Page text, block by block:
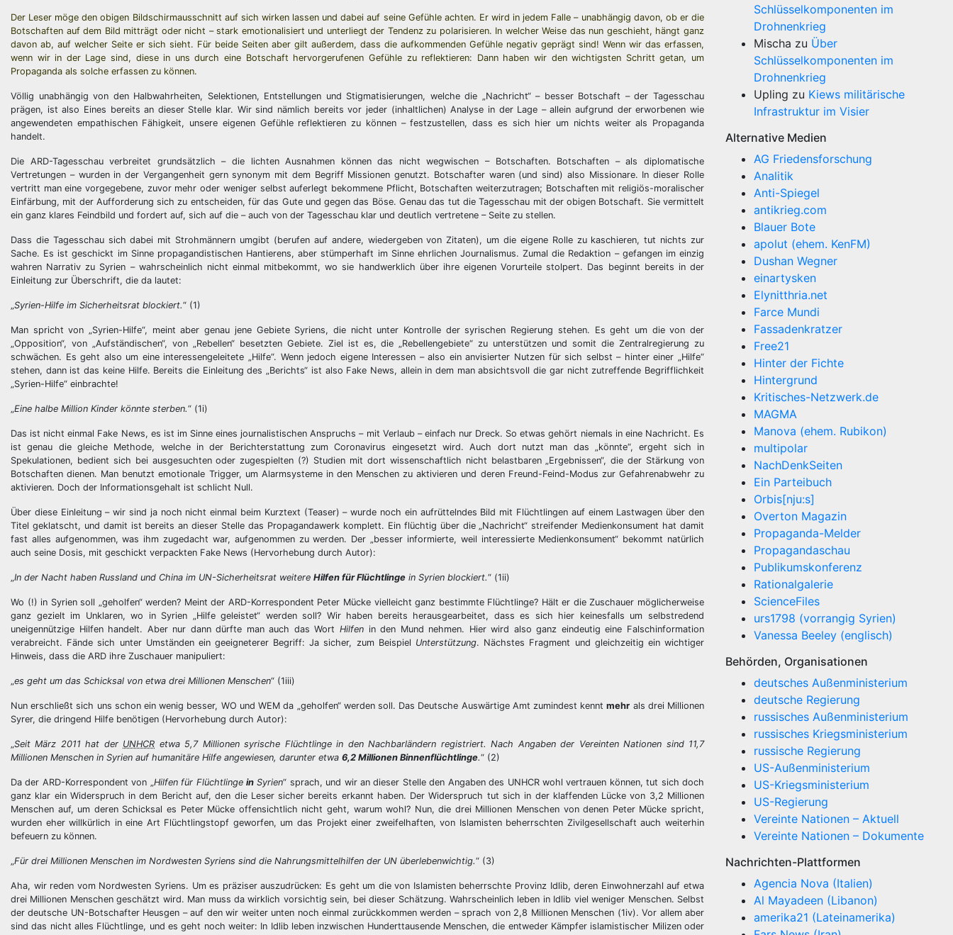
Der Leser möge den obigen Bildschirmausschnitt auf sich wirken lassen und dabei auf seine Gefühle achten. Er wird in jedem Falle – unabhängig davon, ob er die
Botschaften auf dem Bild mitträgt oder nicht – stark emotionalisiert und unterliegt der Tendenz zu polarisieren. In welcher Weise das nun geschieht, hängt ganz
davon ab, auf welcher Seite er sich sieht. Für beide Seiten aber gilt außerdem, dass die aufkommenden Gefühle negativ geprägt sind! Wenn wir das erfassen,
wenn wir in der Lage sind, diese in uns durch eine Botschaft hervorgerufenen Gefühle zu reflektieren: Dann haben wir den wichtigsten Schritt getan, um
Propaganda als solche erfassen zu können.
Völlig unabhängig von den Halbwahrheiten, Selektionen, Entstellungen und Stigmatisierungen, welche die „Nachricht“ – besser Botschaft – der Tagesschau
prägen, ist also Eines bereits an dieser Stelle klar. Wir sind nämlich bereits vor jeder (inhaltlichen) Analyse in der Lage – allein aufgrund der erworbenen wie
angewendeten empathischen Fähigkeit, unsere eigenen Gefühle reflektieren zu können – festzustellen, dass es sich hier um nichts weiter als Propaganda
handelt.
Die ARD-Tagesschau verbreitet grundsätzlich – die lichten Ausnahmen können das nicht wegwischen – Botschaften. Botschaften – als diplomatische
Vertretungen – wurden in der Vergangenheit gern synonym mit dem Begriff Missionen genutzt. Botschafter waren (und sind) also Missionare. In dieser Rolle
vertritt man eine vorgegebene, zuvor mehr oder weniger selbst auferlegt bekommene Pflicht, Botschaften weiterzutragen; Botschaften mit religiös-moralischer
Einfärbung, mit der Aufforderung sich zu entscheiden, für das Gute und gegen das Böse. Genau das tut die Tagesschau mit der obigen Botschaft. Sie vermittelt
ein ganz klares Feindbild und fordert auf, sich auf die – auch von der Tagesschau klar und deutlich vertretene – Seite zu stellen.
Dass die Tagesschau sich dabei mit Strohmännern umgibt (berufen auf andere, wiedergeben von Zitaten), um die eigene Rolle zu kaschieren, tut nichts zur
Sache. Es ist geschickt im Sinne propagandistischen Hantierens, aber stümperhaft im Sinne ehrlichen Journalismus. Zumal die Redaktion – gefangen im einzig
wahren Narrativ zu Syrien – wahrscheinlich nicht einmal mitbekommt, wo sie handwerklich über ihre eigenen Vorurteile stolpert. Das beginnt bereits in der
Einleitung zur Überschrift, die da lautet:
„Syrien-Hilfe im Sicherheitsrat blockiert.“ (1)
Man spricht von „Syrien-Hilfe“, meint aber genau jene Gebiete Syriens, die nicht unter Kontrolle der syrischen Regierung stehen. Es geht um die von der
„Opposition“, von „Aufständischen“, von „Rebellen“ besetzten Gebiete. Ziel ist es, die „Rebellengebiete“ zu unterstützen und somit die Zentralregierung zu
schwächen. Es geht also um eine interessengeleitete „Hilfe“. Wenn jedoch eigene Interessen – also ein anvisierter Nutzen für sich selbst – hinter einer „Hilfe“
stehen, dann ist das keine Hilfe. Bereits die Einleitung des „Berichts“ ist also Fake News, allein in dem man absichtsvoll die gar nicht zutreffende Begrifflichkeit
„Syrien-Hilfe“ einbrachte!
„Eine halbe Million Kinder könnte sterben.“ (1i)
Das ist nicht einmal Fake News, es ist im Sinne eines journalistischen Anspruchs – mit Verlaub – einfach nur Dreck. So etwas gehört niemals in eine Nachricht. Es
ist genau die gleiche Methode, welche in der Berichterstattung zum Coronavirus eingesetzt wird. Auch dort nutzt man das „könnte“, ergeht sich in
Spekulationen, bedient sich bei ausgesuchten oder zugespielten (?) Studien mit dort wissenschaftlich nicht belastbaren „Ergebnissen“, die der Stärkung von
Botschaften dienen. Man benutzt emotionale Trigger, um Alarmsysteme in den Menschen zu aktivieren und deren Freund-Feind-Modus zur Gefahrenabwehr zu
aktivieren. Doch der Informationsgehalt ist schlicht Null.
Über diese Einleitung – wir sind ja noch nicht einmal beim Kurztext (Teaser) – wurde noch ein aufrüttelndes Bild mit Flüchtlingen auf einem Lastwagen über den
Titel geklatscht, und damit ist bereits an dieser Stelle das Propagandawerk komplett. Ein flüchtig über die „Nachricht“ streifender Medienkonsument hat damit
fast alles aufgenommen, was ihm zugedacht war, aufgenommen zu werden. Der „besser informierte, weil interessierte Medienkonsument“ bekommt natürlich
auch seine Dosis, mit geschickt verpackten Fake News (Hervorhebung durch Autor):
„In der Nacht haben Russland und China im UN-Sicherheitsrat weitere Hilfen für Flüchtlinge in Syrien blockiert.“ (1ii)
Wo (!) in Syrien soll „geholfen“ werden? Meint der ARD-Korrespondent Peter Mücke vielleicht ganz bestimmte Flüchtlinge? Hält er die Zuschauer möglicherweise
ganz gezielt im Unklaren, wo in Syrien „Hilfe geleistet“ werden soll? Wir haben bereits herausgearbeitet, dass es sich hier keinesfalls um selbstredend
uneigennützige Hilfen handelt. Aber nur dann dürfte man auch das Wort Hilfen in den Mund nehmen. Hier wird also ganz eindeutig eine Falschinformation
verabreicht. Fände sich unter Umständen ein geeigneterer Begriff: Ja sicher, zum Beispiel Unterstützung. Nächstes Fragment und gleichzeitig ein wichtiger
Hinweis, dass die ARD ihre Zuschauer manipuliert:
„es geht um das Schicksal von etwa drei Millionen Menschen“ (1iii)
Nun erschließt sich uns schon ein wenig besser, WO und WEM da „geholfen“ werden soll. Das Deutsche Auswärtige Amt zumindest kenntmehr als drei Millionen
Syrer, die dringend Hilfe benötigen (Hervorhebung durch Autor):
„Seit März 2011 hat der UNHCR etwa 5,7 Millionen syrische Flüchtlinge in den Nachbarländern registriert. Nach Angaben der Vereinten Nationen sind 11,7
Millionen Menschen in Syrien auf humanitäre Hilfe angewiesen, darunter etwa 6,2 Millionen Binnenflüchtlinge.“ (2)
Da der ARD-Korrespondent von „Hilfen für Flüchtlinge inSyrien“ sprach, und wir an dieser Stelle den Angaben des UNHCR wohl vertrauen können, tut sich doch
ganz klar ein Widerspruch in dem Bericht auf, den die Leser sicher bereits erkannt haben. Der Widerspruch tut sich in der klaffenden Lücke von 3,2 Millionen
Menschen auf, um deren Schicksal es Peter Mücke offensichtlich nicht geht, warum wohl? Nun, die drei Millionen Menschen von denen Peter Mücke spricht,
wurden eher willkürlich in eine Art Flüchtlingstopf geworfen, um das Projekt einer zweifelhaften, von Islamisten beherrschten Zivilgesellschaft auch weiterhin
befeuern zu können.
„Für drei Millionen Menschen im Nordwesten Syriens sind die Nahrungsmittelhilfen der UN überlebenwichtig.“ (3)
Aha, wir reden vom Nordwesten Syriens. Um es präziser auszudrücken: Es geht um die von Islamisten beherrschte Provinz Idlib, deren Einwohnerzahl auf etwa
drei Millionen Menschen geschätzt wird. Man muss da wirklich vorsichtig sein, bei dieser Schätzung. Wahrscheinlich leben in Idlib viel weniger Menschen. Selbst
der deutsche UN-Botschafter Heusgen – auf den wir weiter unten noch einmal zurückkommen werden – sprach von 2,8 Millionen Menschen (1iv). Vor allem aber
sind das nicht alles Flüchtlinge, und es geht noch weiter: In Idlib leben inzwischen Hunderttausende Menschen, die entweder Kämpfer islamistischer Milizen oder
Schlüsselkomponenten im
Drohnenkrieg
Mischa zu Über
Schlüsselkomponenten im
Drohnenkrieg
Upling zu Kiews militärische
Infrastruktur im Visier
Alternative Medien
AG Friedensforschung
Analitik
Anti-Spiegel
antikrieg.com
Blauer Bote
apolut (ehem. KenFM)
Dushan Wegner
einartysken
Elynitthria.net
Farce Mundi
Fassadenkratzer
Free21
Hinter der Fichte
Hintergrund
Kritisches-Netzwerk.de
MAGMA
Manova (ehem. Rubikon)
multipolar
NachDenkSeiten
Ein Parteibuch
Orbis[nju:s]
Overton Magazin
Propaganda-Melder
Propagandaschau
Publikumskonferenz
Rationalgalerie
ScienceFiles
urs1798 (vorrangig Syrien)
Vanessa Beeley (englisch)
Behörden, Organisationen
deutsches Außenministerium
deutsche Regierung
russisches Außenministerium
russisches Kriegsministerium
russische Regierung
US-Außenministerium
US-Kriegsministerium
US-Regierung
Vereinte Nationen – Aktuell
Vereinte Nationen – Dokumente
Nachrichten-Plattformen
Agencia Nova (Italien)
Al Mayadeen (Libanon)
amerika21 (Lateinamerika)